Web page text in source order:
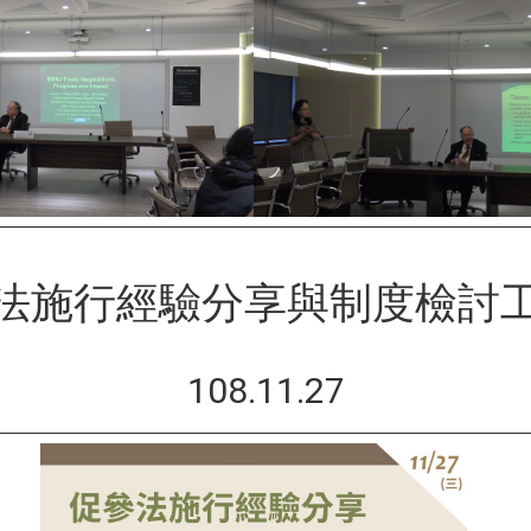
施行經驗分享與制度檢討
108.11.27